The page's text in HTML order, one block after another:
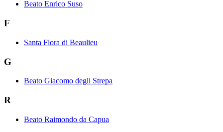
Beato Enrico Suso
F
Santa Flora di Beaulieu
G
Beato Giacomo degli Strepa
R
Beato Raimondo da Capua